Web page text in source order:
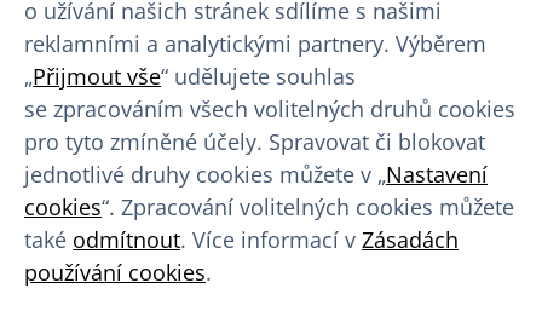
o užívání našich stránek sdílíme s našimi
reklamními a analytickými partnery. Výběrem
„Přijmout vše“ udělujete souhlas
se zpracováním všech volitelných druhů cookies
pro tyto zmíněné účely. Spravovat či blokovat
jednotlivé druhy cookies můžete v „Nastavení
cookies“. Zpracování volitelných cookies můžete
také odmítnout. Více informací v Zásadách
používání cookies.